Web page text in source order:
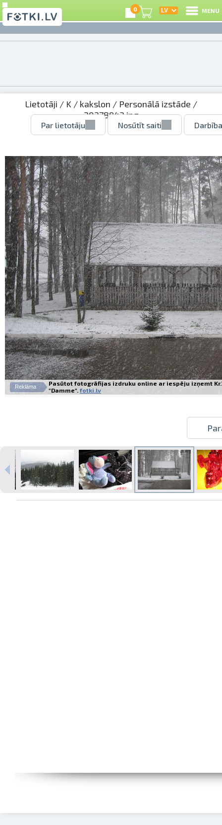
Izdrukas 1h laikā Rīgā – pasūtiet
tiešsaistē
Dažādi formāti un papīra veidi
0 MENU
Lietotāji / K / kakslon / Personālā izstāde /
20278943.jpg
Par lietotāju Nosūtīt saiti
Reklāma
Pasūtot fotogrāfijas izdruku online ar iespēju izņemt
"Damme". fotki.lv